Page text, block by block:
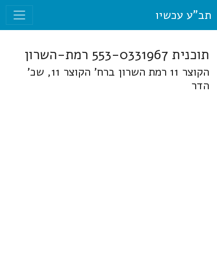
תב"ע עכשיו
תוכנית 553-0331967 רמת-השרון
הקוצר 11 רמת השרון ברח' הקוצר 11, שכ'
הדר